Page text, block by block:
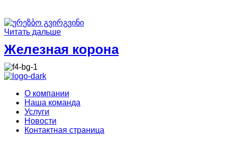
Читать дальше
Железная корона
О компании
Наша команда
Услуги
Новости
Контактная страница